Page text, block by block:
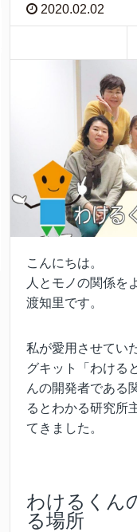
2020.02.02
こんにちは。
人とモノの関係を
渡知里です。
私が愛用させてい
グキット「わける
んの開発者である
るとわかる研究所
てきました。
わけるくん
る場所